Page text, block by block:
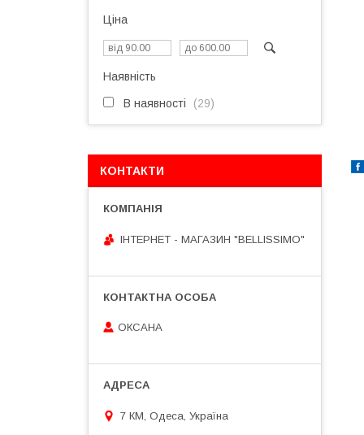
Ціна
Наявність
В наявності 29
КОНТАКТИ
ІНТЕРНЕТ - МАГАЗИН "BELLISSIMO"
ОКСАНА
7 КМ, Одеса, Україна